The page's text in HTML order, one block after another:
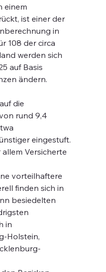
einem
ist einer der
in
108 der circa
werden sich
auf Basis
ändern.
die
rund 9,4
eingestuft.
Versicherte
vorteilhaftere
finden sich in
besiedelten
in
Holstein,